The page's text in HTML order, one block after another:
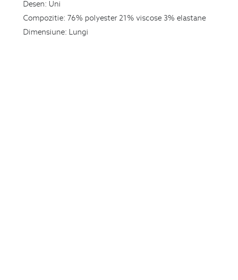
Desen: Uni
Compozitie: 76% polyester 21% viscose 3% elastane
Dimensiune: Lungi